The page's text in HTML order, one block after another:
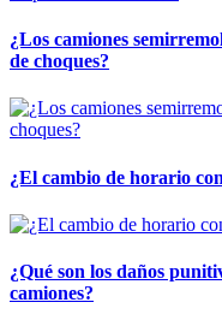
¿Los camiones
de choques?
¿El cambio de horario
¿Qué son los daños
camiones?